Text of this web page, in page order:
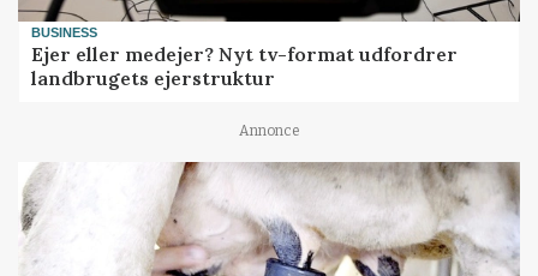
BUSINESS
Ejer eller medejer? Nyt tv-format udfordrer
landbrugets ejerstruktur
Annonce